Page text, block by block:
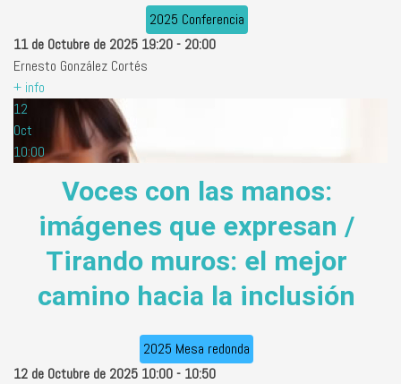
2025 Conferencia
11 de Octubre de 2025 19:20- 20:00
Ernesto González Cortés
+ info
12
Oct
10:00
Voces con las manos:
imágenes que expresan /
Tirando muros: el mejor
camino hacia la inclusión
2025 Mesa redonda
12 de Octubre de 2025 10:00- 10:50